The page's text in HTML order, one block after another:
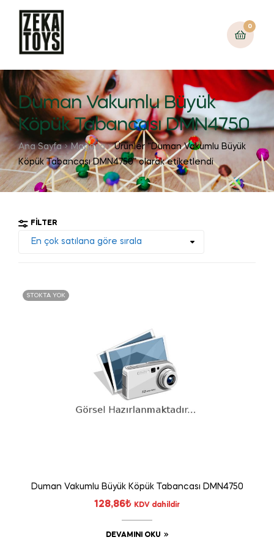
0
Duman Vakumlu Büyük
Köpük Tabancası DMN4750
Ana Sayfa Mağaza
Ürünler “Duman Vakumlu Büyük
Köpük Tabancası DMN4750” olarak etiketlendi
FILTER
STOKTA YOK
Duman Vakumlu Büyük Köpük Tabancası DMN4750
128,86₺ KDV dahildir
DEVAMINI OKU